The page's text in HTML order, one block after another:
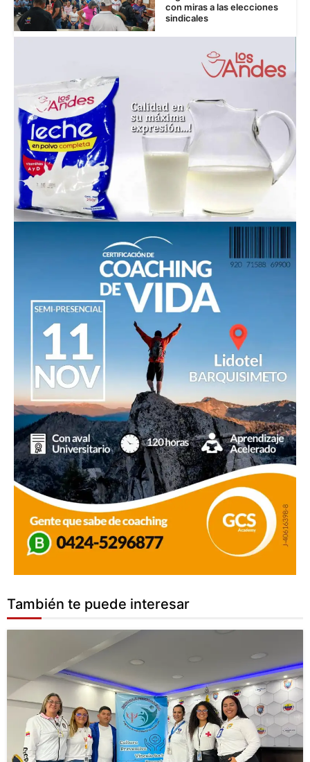
con miras a las elecciones
sindicales
También te puede interesar